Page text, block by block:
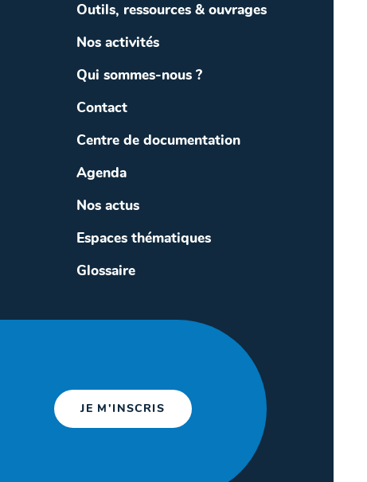
Outils, ressources & ouvrages
Nos activités
Qui sommes-nous ?
Contact
Centre de documentation
Agenda
Nos actus
Espaces thématiques
Glossaire
JE M'INSCRIS